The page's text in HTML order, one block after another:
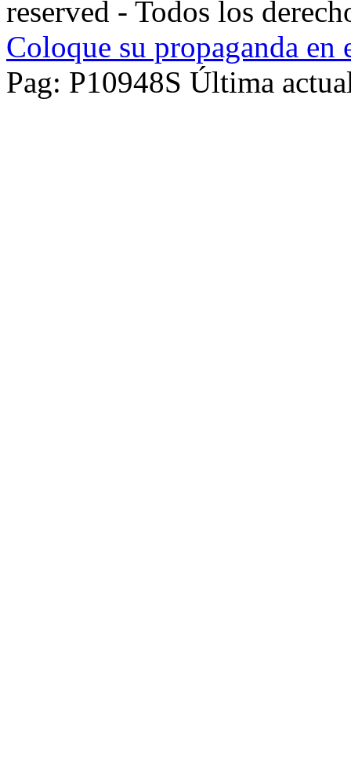
reserved - Todos los
Coloque su propaganda en
Pag: P10948S Última